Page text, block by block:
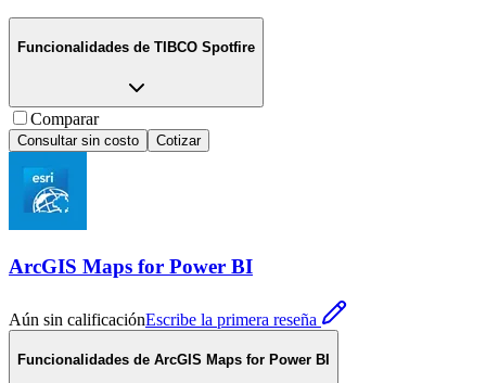
Funcionalidades de TIBCO Spotfire
Comparar
Consultar sin costo Cotizar
ArcGIS Maps for Power BI
Aún sin calificaciónEscribe la primera reseña
Funcionalidades de ArcGIS Maps for Power BI